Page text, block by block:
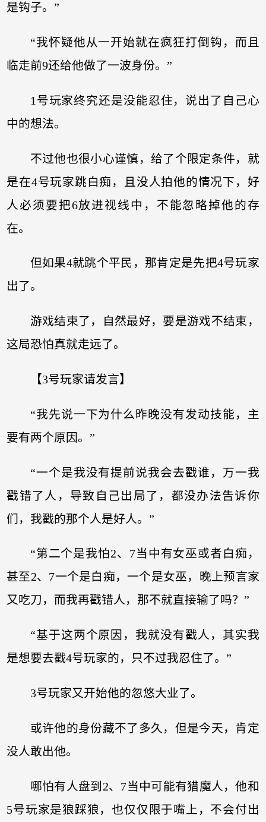
是钩子。”
“我怀疑他从一开始就在疯狂打倒钩，而且
临走前9还给他做了一波身份。”
1号玩家终究还是没能忍住，说出了自己心
中的想法。
不过他也很小心谨慎，给了个限定条件，就
是在4号玩家跳白痴，且没人拍他的情况下，好
人必须要把6放进视线中，不能忽略掉他的存
在。
但如果4就跳个平民，那肯定是先把4号玩家
出了。
游戏结束了，自然最好，要是游戏不结束，
这局恐怕真就走远了。
【3号玩家请发言】
“我先说一下为什么昨晚没有发动技能，主
要有两个原因。”
“一个是我没有提前说我会去戳谁，万一我
戳错了人，导致自己出局了，都没办法告诉你
们，我戳的那个人是好人。”
“第二个是我怕2、7当中有女巫或者白痴，
甚至2、7一个是白痴，一个是女巫，晚上预言家
又吃刀，而我再戳错人，那不就直接输了吗？”
“基于这两个原因，我就没有戳人，其实我
是想要去戳4号玩家的，只不过我忍住了。”
3号玩家又开始他的忽悠大业了。
或许他的身份藏不了多久，但是今天，肯定
没人敢出他。
哪怕有人盘到2、7当中可能有猎魔人，他和
5号玩家是狼踩狼，也仅仅限于嘴上，不会付出